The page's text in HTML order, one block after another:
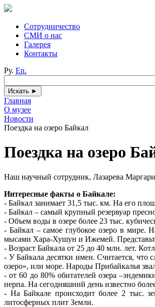
Сотрудничество
СМИ о нас
Галерея
Контакты
Ру. En.
Главная
О музее
Новости
Поездка на озеро Байкал
Поездка на озеро
Наш научный сотрудник, Лазарева
Интересные факты о Байкале:
- Байкал занимает 31,5 тыс. км. На его
- Байкал – самый крупный резервуар
- Объем воды в озере более 23 тыс.
- Байкал – самое глубокое озеро в мире.
мысами Хара-Хушун и Ижемей.
- Возраст Байкала от 25 до 40 млн. лет.
- У Байкала десятки имен. Считается, что
озеро», или море. Народы Прибайкалья
- от 60 до 80% обитателей озера
нерпа. На сегодняшний день известно
- На Байкале происходит более 2 тыс.
литосферных плит Земли.